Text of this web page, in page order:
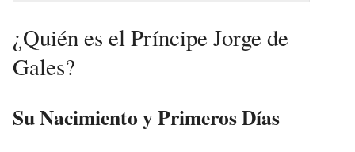
¿Quién es el Príncipe Jorge de
Gales?
Su Nacimiento y Primeros Días